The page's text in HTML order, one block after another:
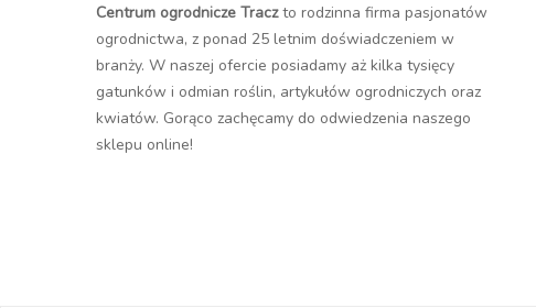
Centrum ogrodnicze Traczto rodzinna firma pasjonatów
ogrodnictwa, z ponad 25 letnim doświadczeniem w
branży. W naszej ofercie posiadamy aż kilka tysięcy
gatunków i odmian roślin, artykułów ogrodniczych oraz
kwiatów. Gorąco zachęcamy do odwiedzenia naszego
sklepu online!